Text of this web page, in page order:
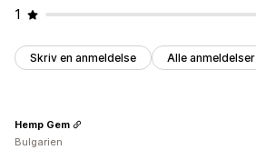
1
Skriv en anmeldelse Alle anmeldelser
Hemp Gem
Bulgarien